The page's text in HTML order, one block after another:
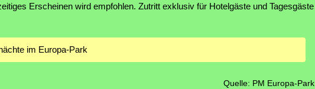
Erscheinen wird empfohlen. Zutritt exklusiv für Hotelgäste und Tagesgäste
im Europa-Park
Quelle: PM Europa-Park